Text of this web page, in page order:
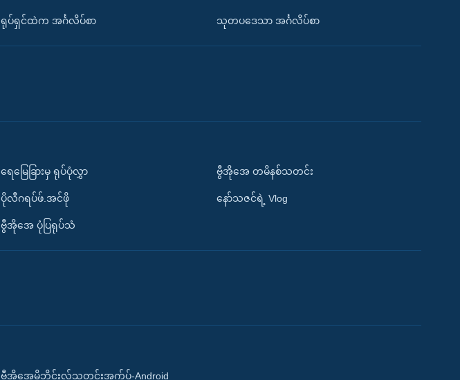
ရုပ်ရှင်ထဲက အင်္ဂလိပ်စာ သုတပဒေသာ အင်္ဂလိပ်စာ
ရေမြေခြားမှ ရုပ်ပုံလွှာ
ပိုလီဂရပ်ဖ်.အင်ဖို
ဗွီအိုအေ ပုံပြရုပ်သံ
ဗွီအိုအေ တမိနစ်သတင်း
နော်သဇင်ရဲ့ Vlog
ဗွီအိုအေမိုဘိုင်းလ်သတင်းအက်ပ်-Android